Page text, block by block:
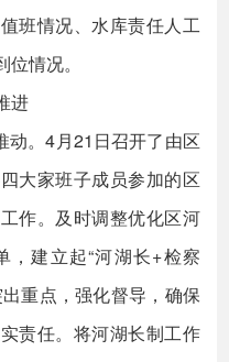
班情况、水库责任人工
情况。
进
动。4月21日召开了由区
大家班子成员参加的区
作。及时调整优化区河
，建立起“河湖长+检察
重点，强化督导，确保
责任。将河湖长制工作